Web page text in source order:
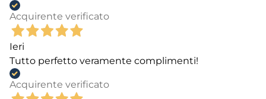
Acquirente verificato
Ieri
Tutto perfetto veramente complimenti!
Acquirente verificato